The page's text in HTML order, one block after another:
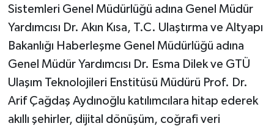
Sistemleri Genel Müdürlüğü adına Genel Müdür
Yardımcısı Dr. Akın Kısa, T.C. Ulaştırma ve Altyapı
Bakanlığı Haberleşme Genel Müdürlüğü adına
Genel Müdür Yardımcısı Dr. Esma Dilek ve GTÜ
Ulaşım Teknolojileri Enstitüsü Müdürü Prof. Dr.
Arif Çağdaş Aydınoğlu katılımcılara hitap ederek
akıllı şehirler, dijital dönüşüm, coğrafi veri